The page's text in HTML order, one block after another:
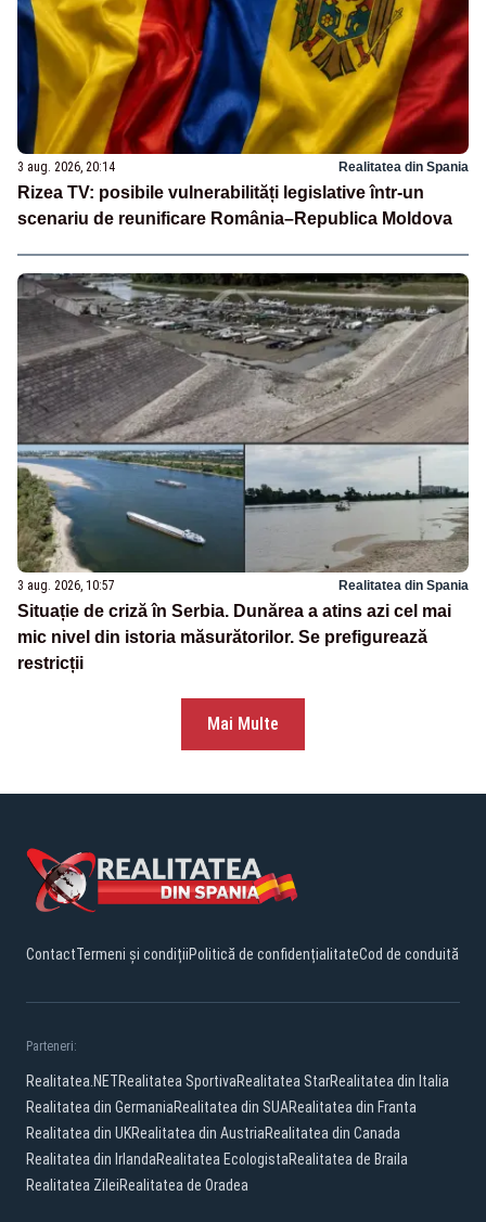
3 aug. 2026, 20:14 Realitatea din Spania
Rizea TV: posibile vulnerabilități legislative într-un
scenariu de reunificare România–Republica Moldova
3 aug. 2026, 10:57 Realitatea din Spania
Situație de criză în Serbia. Dunărea a atins azi cel mai
mic nivel din istoria măsurătorilor. Se prefigurează
restricții
Mai Multe
ContactTermeni și condițiiPolitică de confidențialitateCod de conduită
Parteneri:
Realitatea.NETRealitatea SportivaRealitatea StarRealitatea din Italia
Realitatea din GermaniaRealitatea din SUARealitatea din Franta
Realitatea din UKRealitatea din AustriaRealitatea din Canada
Realitatea din IrlandaRealitatea EcologistaRealitatea de Braila
Realitatea ZileiRealitatea de Oradea